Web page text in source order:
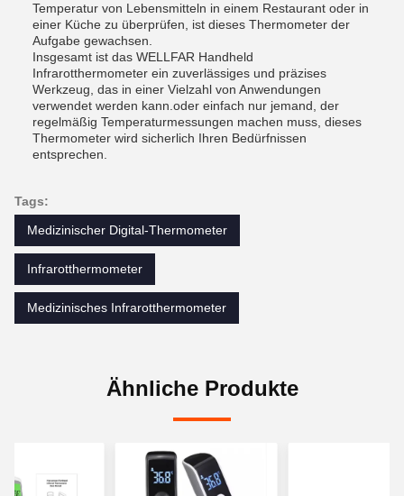
Temperatur von Lebensmitteln in einem Restaurant oder in
einer Küche zu überprüfen, ist dieses Thermometer der
Aufgabe gewachsen.
Insgesamt ist das WELLFAR Handheld
Infrarotthermometer ein zuverlässiges und präzises
Werkzeug, das in einer Vielzahl von Anwendungen
verwendet werden kann.oder einfach nur jemand, der
regelmäßig Temperaturmessungen machen muss, dieses
Thermometer wird sicherlich Ihren Bedürfnissen
entsprechen.
Tags:
Medizinischer Digital-Thermometer
Infrarotthermometer
Medizinisches Infrarotthermometer
Ähnliche Produkte